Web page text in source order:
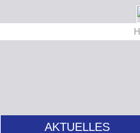
AKTUELLES